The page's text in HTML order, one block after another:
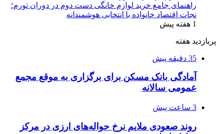
راهنمای جامع خرید لوازم خانگی دست دوم در دوران تورم؛
نجات اقتصاد خانواده با انتخابی هوشمندانه
1 هفته پیش
پربازدید هفته
35 دقیقه پیش
آمادگی بانک مسکن برای برگزاری به موقع مجمع
عمومی سالانه
3 ساعت پیش
روند صعودی ملایم نرخ حواله‌های ارزی در مرکز